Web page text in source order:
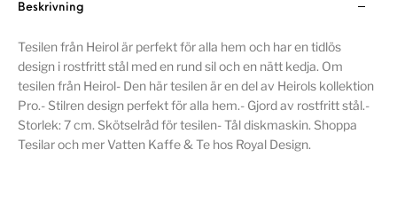
Beskrivning
Tesilen från Heirol är perfekt för alla hem och har en tidlös
design i rostfritt stål med en rund sil och en nätt kedja. Om
tesilen från Heirol- Den här tesilen är en del av Heirols kollektion
Pro.- Stilren design perfekt för alla hem.- Gjord av rostfritt stål.-
Storlek: 7 cm. Skötselråd för tesilen- Tål diskmaskin. Shoppa
Tesilar och mer Vatten Kaffe & Te hos Royal Design.